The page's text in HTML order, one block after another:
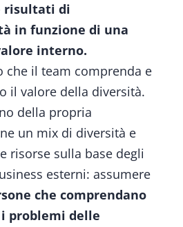
risultati di
in funzione di una
interno.
che il team comprenda e
il valore della diversità.
della propria
un mix di diversità e
risorse sulla base degli
esterni: assumere
che comprendano
problemi delle